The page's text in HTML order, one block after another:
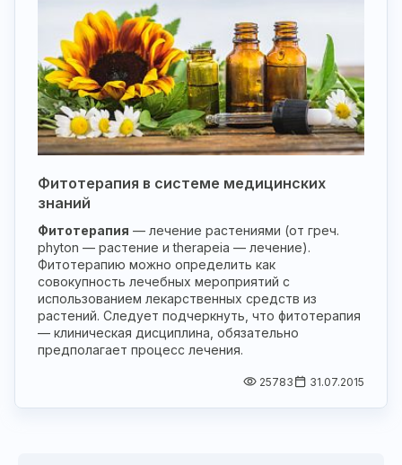
Фитотерапия в системе медицинских
знаний
Фитотерапия — лечение растениями (от греч.
phyton — растение и therapeia — лечение).
Фитотерапию можно определить как
совокупность лечебных мероприятий с
использованием лекарственных средств из
растений. Следует подчеркнуть, что фитотерапия
— клиническая дисциплина, обязательно
предполагает процесс лечения.
25783 31.07.2015